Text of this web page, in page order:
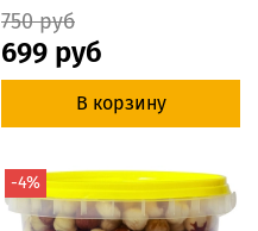
750 руб
699 руб
В корзину
-4%